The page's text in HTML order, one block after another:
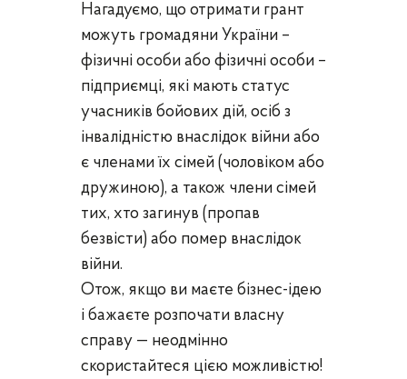
Нагадуємо, що отримати грант
можуть громадяни України –
фізичні особи або фізичні особи –
підприємці, які мають статус
учасників бойових дій, осіб з
інвалідністю внаслідок війни або
є членами їх сімей (чоловіком або
дружиною), а також члени сімей
тих, хто загинув (пропав
безвісти) або помер внаслідок
війни.
Отож, якщо ви маєте бізнес-ідею
і бажаєте розпочати власну
справу — неодмінно
скористайтеся цією можливістю!